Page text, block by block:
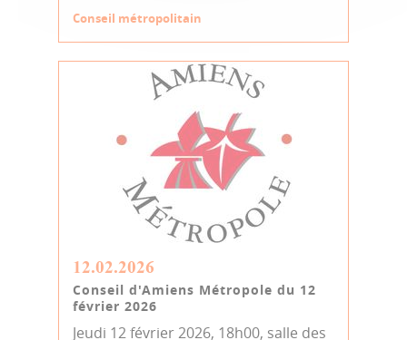
Conseil métropolitain
12.02.2026
Conseil d'Amiens Métropole du 12
février 2026
Jeudi 12 février 2026, 18h00, salle des